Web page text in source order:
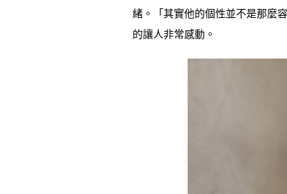
緒。「其實他的個性並不是那麼
的讓人非常感動。